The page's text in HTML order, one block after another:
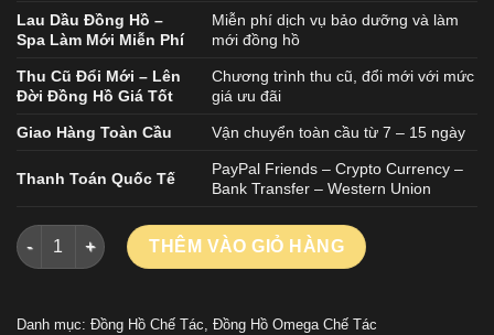
Lau Dầu Đồng Hồ –
Spa Làm Mới Miễn Phí
Miễn phí dịch vụ bảo dưỡng và làm
mới đồng hồ
Thu Cũ Đổi Mới – Lên
Đời Đồng Hồ Giá Tốt
Chương trình thu cũ, đổi mới với mức
giá ưu đãi
Giao Hàng Toàn Cầu Vận chuyển toàn cầu từ 7 – 15 ngày
Thanh Toán Quốc Tế
PayPal Friends – Crypto Currency –
Bank Transfer – Western Union
Đồng Hồ Omega Aqua Terra World Timer Rep 11 Tặng Dây
THÊM VÀO GIỎ HÀNG
Danh mục: Đồng Hồ Chế Tác, Đồng Hồ Omega Chế Tác